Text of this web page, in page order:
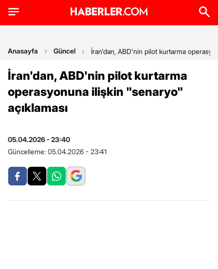
Anasayfa Güncel İran'dan, ABD'nin pilot kurtarma
İran'dan, ABD'nin pilot kurtarma
operasyonuna ilişkin "senaryo"
açıklaması
05.04.2026 - 23:40
Güncelleme: 05.04.2026 - 23:41